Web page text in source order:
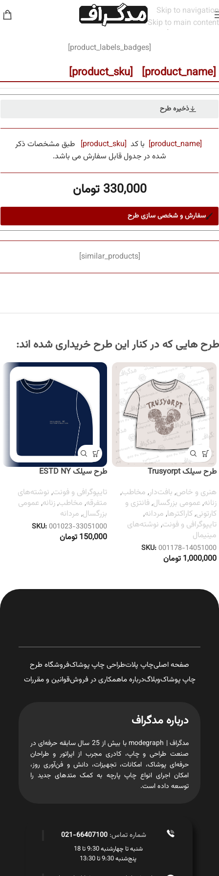
Skip to navigation
Skip to main content
خانه/مخاطب /پسرانه
[product_labels_badges]
[product_name] [product_sku]
ذخیره طرح
[product_name] با کد [product_sku]
طبق مشخصات ذکر
شده در جدول قابل سفارش می باشد.
330,000 تومان
سفارش و شخصی سازی طرح
[similar_products]
طرح هایی که در کنار این طرح خریداری شده اند:
طرح سیلک Trusyorpt
هنری و خاص, بافت‌دار, مخاطب,
زنانه,عمومی بزرگسال,فانتزی و
کارتونی,کاراکترها, مردانه,
تایپوگرافی و فونت, نوشته‌های
مینیمال
SKU:001178-14051000
1,000,000 تومان
طرح سیلک ESTD NY
تایپوگرافی و فونت, نوشته‌های
متفرقه, مخاطب,زنانه,عمومی
بزرگسال, مردانه
SKU:001023-33051000
150,000 تومان
صفحه اصلیچاپ پلاتطراحی چاپ پوشاکفروشگاه طرح
چاپ پوشاکوبلاگدرباره ماهمکاری در فروشقوانین و مقررات
درباره مدگراف
مدگراف | modegraph با بیش از 25 سال سابقه حرفه‌ای در
صنعت طراحی و چاپ، کادری مجرب از اپراتور و طراحان
حرفه‌ای پوشاک، امکانات، تجهیزات، دانش و فن‌آوری روز،
امکان اجرای انواع چاپ پارچه به کمک متدهای جدید را
توسعه داده است.
شماره تماس:66407100-021
شنبه تا چهارشنبه 9:30 تا 18
پنج‌شنبه 9:30 تا 13:30